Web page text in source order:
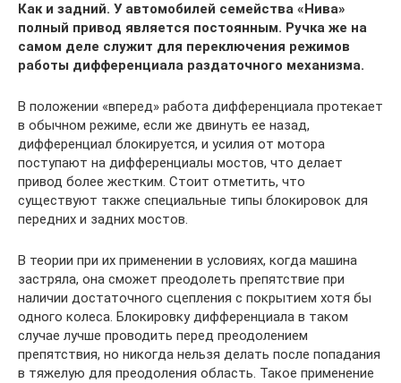
Как и задний. У автомобилей семейства «Нива»
полный привод является постоянным. Ручка же на
самом деле служит для переключения режимов
работы дифференциала раздаточного механизма.
В положении «вперед» работа дифференциала протекает
в обычном режиме, если же двинуть ее назад,
дифференциал блокируется, и усилия от мотора
поступают на дифференциалы мостов, что делает
привод более жестким. Стоит отметить, что
существуют также специальные типы блокировок для
передних и задних мостов.
В теории при их применении в условиях, когда машина
застряла, она сможет преодолеть препятствие при
наличии достаточного сцепления с покрытием хотя бы
одного колеса. Блокировку дифференциала в таком
случае лучше проводить перед преодолением
препятствия, но никогда нельзя делать после попадания
в тяжелую для преодоления область. Такое применение